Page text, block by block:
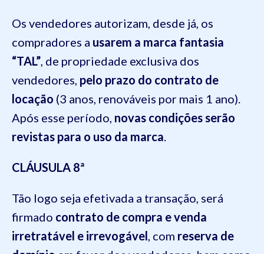
Os vendedores autorizam, desde já, os
compradores a usarem a marca fantasia
“TAL”, de propriedade exclusiva dos
vendedores, pelo prazo do contrato de
locação (3 anos, renováveis por mais 1 ano).
Após esse período, novas condições serão
revistas para o uso da marca.
CLÁUSULA 8ª
Tão logo seja efetivada a transação, será
firmado contrato de compra e venda
irretratável e irrevogável, com reserva de